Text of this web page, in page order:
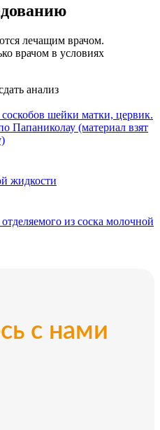
лечащим врачом.
врачом в условиях
анализ
шейки матки, цервик.
Папаниколау (материал взят
жидкости
из соска молочной
с нами